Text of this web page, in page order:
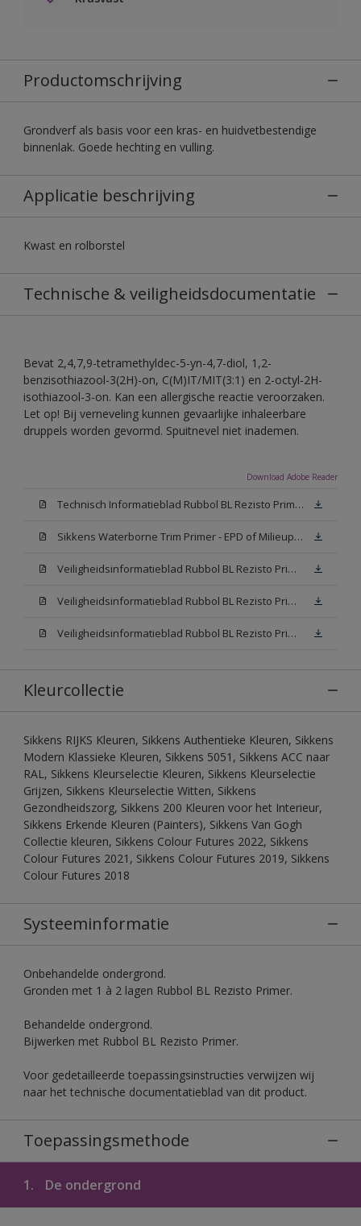
Productomschrijving
Grondverf als basis voor een kras- en huidvetbestendige
binnenlak. Goede hechting en vulling.
Applicatie beschrijving
Kwast en rolborstel
Technische & veiligheidsdocumentatie
Bevat 2,4,7,9-tetramethyldec-5-yn-4,7-diol, 1,2-
benzisothiazool-3(2H)-on, C(M)IT/MIT(3:1) en 2-octyl-2H-
isothiazool-3-on. Kan een allergische reactie veroorzaken.
Let op! Bij verneveling kunnen gevaarlijke inhaleerbare
druppels worden gevormd. Spuitnevel niet inademen.
Download Adobe Reader
Technisch Informatieblad Rubbol BL Rezisto Primer (New Livery) (PDF)
Sikkens Waterborne Trim Primer - EPD of Milieuproductverklaring
Veiligheidsinformatieblad Rubbol BL Rezisto Primer N00 (MSDS)
Veiligheidsinformatieblad Rubbol BL Rezisto Primer White (MSDS)
Veiligheidsinformatieblad Rubbol BL Rezisto Primer W05 (MSDS)
Kleurcollectie
Sikkens RIJKS Kleuren, Sikkens Authentieke Kleuren, Sikkens
Modern Klassieke Kleuren, Sikkens 5051, Sikkens ACC naar
RAL, Sikkens Kleurselectie Kleuren, Sikkens Kleurselectie
Grijzen, Sikkens Kleurselectie Witten, Sikkens
Gezondheidszorg, Sikkens 200 Kleuren voor het Interieur,
Sikkens Erkende Kleuren (Painters), Sikkens Van Gogh
Collectie kleuren, Sikkens Colour Futures 2022, Sikkens
Colour Futures 2021, Sikkens Colour Futures 2019, Sikkens
Colour Futures 2018
Systeeminformatie
Onbehandelde ondergrond.
Gronden met 1 à 2 lagen Rubbol BL Rezisto Primer.
Behandelde ondergrond.
Bijwerken met Rubbol BL Rezisto Primer.
Voor gedetailleerde toepassingsinstructies verwijzen wij
naar het technische documentatieblad van dit product.
Toepassingsmethode
1. De ondergrond